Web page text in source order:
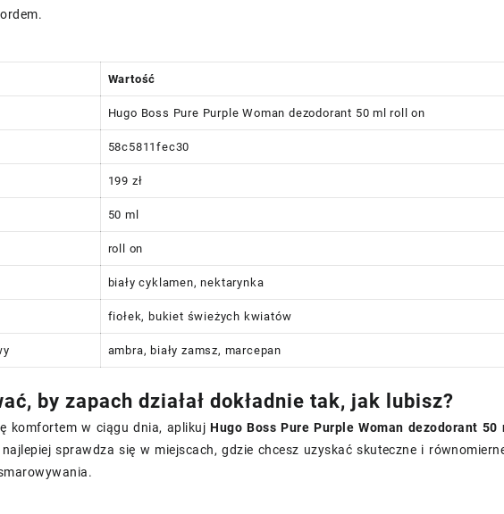
Wartość
Hugo Boss Pure Purple Woman dezodorant 50 ml roll on
58c5811fec30
199 zł
50 ml
roll on
biały cyklamen, nektarynka
fiołek, bukiet świeżych kwiatów
ambra, biały zamsz, marcepan
by zapach działał dokładnie tak, jak lubisz?
komfortem w ciągu dnia, aplikujHugo Boss Pure Purple Woman dezodorant
sprawdza się w miejscach, gdzie chcesz uzyskać skuteczne i